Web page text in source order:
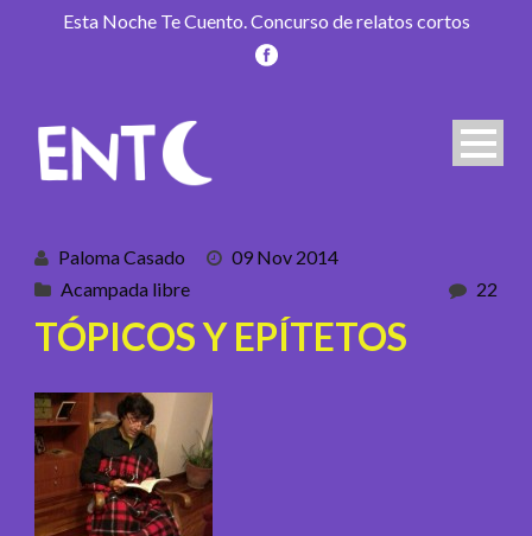
Esta Noche Te Cuento. Concurso de relatos cortos
Paloma Casado
09 Nov 2014
Acampada libre
22
TÓPICOS Y EPÍTETOS